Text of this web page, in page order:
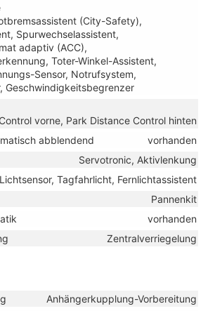
(City-Safety),
Spurwechselassistent,
adaptiv (ACC),
Toter-Winkel-Assistent,
Sensor, Notrufsystem,
Geschwindigkeitsbegrenzer
vorne, Park Distance Control hinten
abblendend
vorhanden
Servotronic, Aktivlenkung
Lichtsensor, Tagfahrlicht, Fernlichtassistent
Pannenkit
vorhanden
Zentralverriegelung
Anhängerkupplung-Vorbereitung